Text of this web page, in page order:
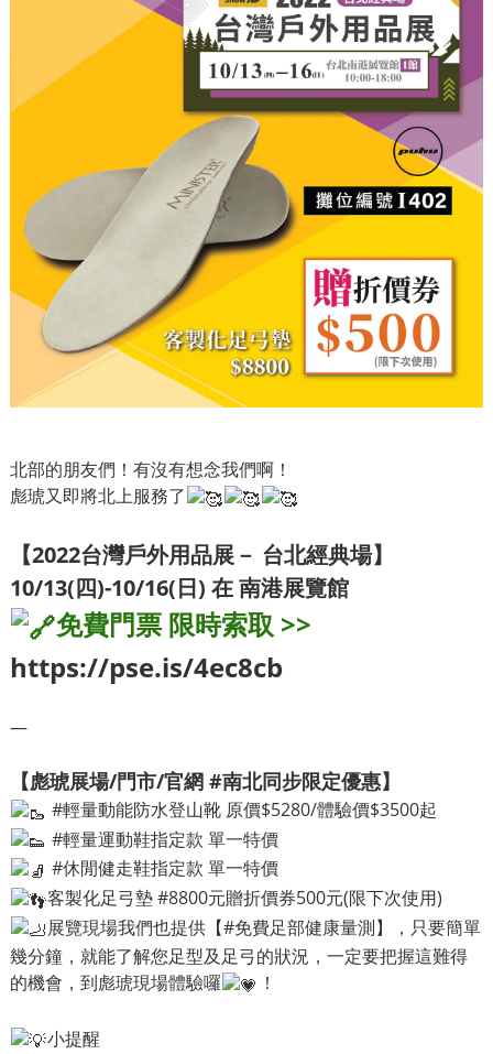
北部的朋友們！有沒有想念我們啊！
彪琥又即將北上服務了
【2022台灣戶外用品展－ 台北經典場】
10/13(四)-10/16(日) 在南港展覽館
免費門票 限時索取 >>
https://pse.is/4ec8cb
—
【彪琥展場/門市/官網 #南北同步限定優惠】
#輕量動能防水登山靴 原價$5280/體驗價$3500起
#輕量運動鞋指定款 單一特價
#休閒健走鞋指定款 單一特價
客製化足弓墊#8800元贈折價券500元(限下次使用)
展覽現場我們也提供【#免費足部健康量測】，只要簡單
幾分鐘，就能了解您足型及足弓的狀況，一定要把握這難得
的機會，到彪琥現場體驗囉
！
小提醒